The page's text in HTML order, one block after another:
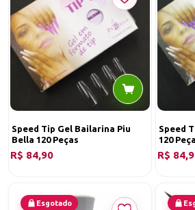
Speed Tip Gel Bailarina Piu
Bella 120 Peças
R$ 84,90
Speed
120
R$
Esgotado